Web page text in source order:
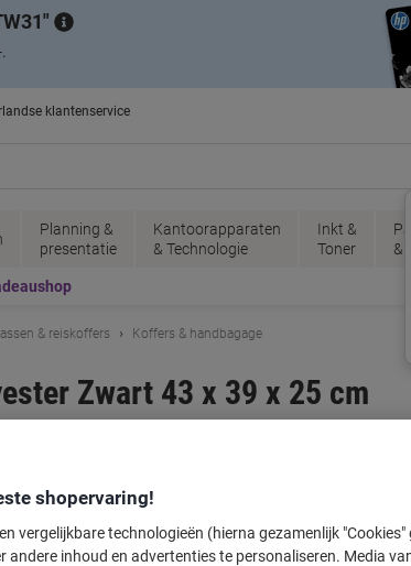
klantenservice
Planning &
presentatie
Kantoorapparaten
& Technologie
Inkt &
Toner
&
& reiskoffers Koffers & handbagage
Zwart 43 x 39 x 25 cm
€
shopervaring!
vergelijkbare technologieën (hierna gezamenlijk "Cookies"
andere inhoud en advertenties te personaliseren. Media